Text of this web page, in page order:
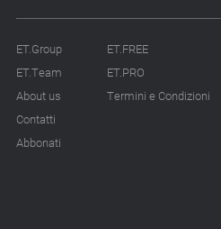
ET.Group
ET.Team
About us
Contatti
Abbonati
ET.FREE
ET.PRO
Termini e Condizioni